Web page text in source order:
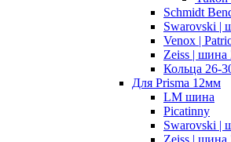
Schmidt
Swarovski |
Venox |
Zeiss |
Кольца 26-
Для Prisma 12мм
LM шина
Picatinny
Swarovski |
Zeiss |